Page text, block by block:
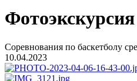
Фотоэкскурсия
Соревнования по баскетболу
10.04.2023